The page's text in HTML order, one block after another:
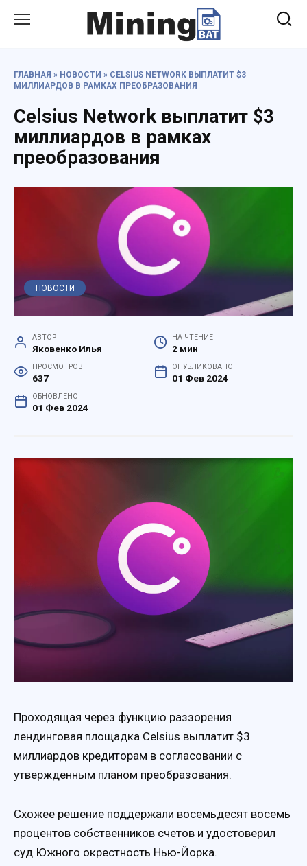
ГЛАВНАЯ » НОВОСТИ » CELSIUS NETWORK ВЫПЛАТИТ $3
МИЛЛИАРДОВ В РАМКАХ ПРЕОБРАЗОВАНИЯ
Celsius Network выплатит $3
миллиардов в рамках
преобразования
НОВОСТИ
АВТОР
Яковенко Илья
НА ЧТЕНИЕ
2 мин
ПРОСМОТРОВ
637
ОПУБЛИКОВАНО
01 Фев 2024
ОБНОВЛЕНО
01 Фев 2024
Проходящая через функцию раззорения
лендинговая площадка Celsius выплатит $3
миллиардов кредиторам в согласовании с
утвержденным планом преобразования.
Схожее решение поддержали восемьдесят восемь
процентов собственников счетов и удостоверил
суд Южного окрестность Нью-Йорка.